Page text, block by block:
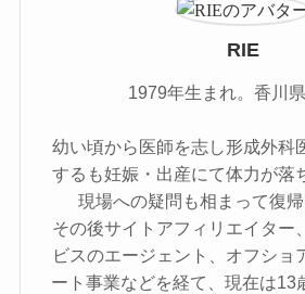
RIE
1979年生まれ。香川県
幼い頃から医師を志し形成外科
するも妊娠・出産にて体力が落
現場への疑問も相まって復帰
その後サイトアフィリエイター
ビスのエージェント、オフショ
ート事業などを経て、現在は13